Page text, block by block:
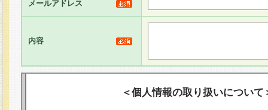
メールアドレス
内容
＜個人情報の取り扱いについて